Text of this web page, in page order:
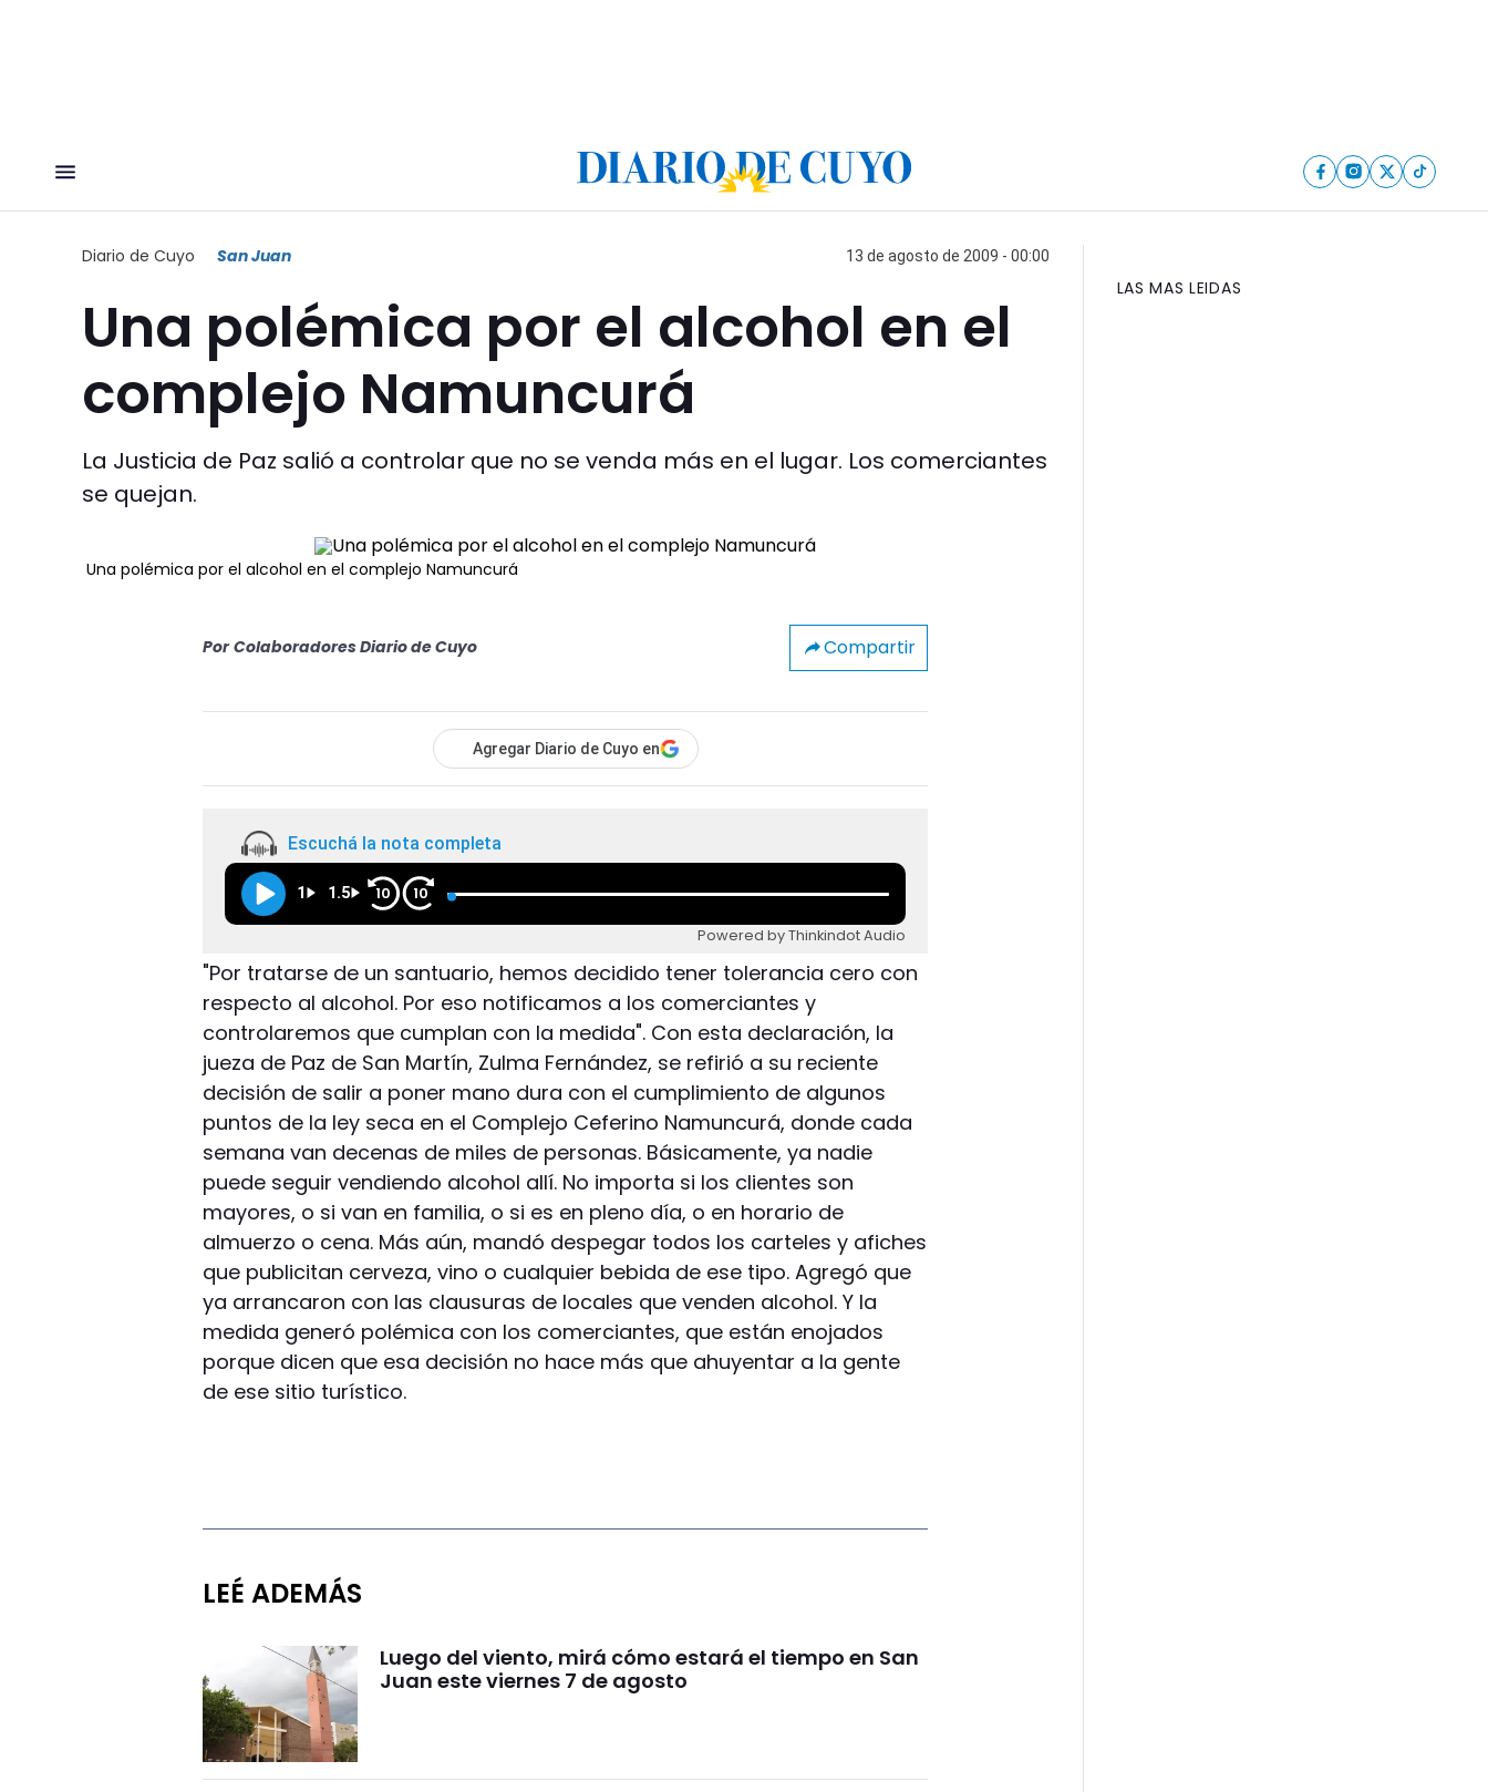
Diario de Cuyo San Juan 13 de agosto de 2009 - 00:00
Una polémica por el alcohol en el
complejo Namuncurá
La Justicia de Paz salió a controlar que no se venda más en el lugar. Los comerciantes
se quejan.
Una polémica por el alcohol en el complejo Namuncurá
Por Colaboradores Diario de Cuyo Compartir
Agregar Diario de Cuyo en
Escuchá la nota completa
1 1.5 10 10
Powered by Thinkindot Audio
"Por tratarse de un santuario, hemos decidido tener tolerancia cero con
respecto al alcohol. Por eso notificamos a los comerciantes y
controlaremos que cumplan con la medida". Con esta declaración, la
jueza de Paz de San Martín, Zulma Fernández, se refirió a su reciente
decisión de salir a poner mano dura con el cumplimiento de algunos
puntos de la ley seca en el Complejo Ceferino Namuncurá, donde cada
semana van decenas de miles de personas. Básicamente, ya nadie
puede seguir vendiendo alcohol allí. No importa si los clientes son
mayores, o si van en familia, o si es en pleno día, o en horario de
almuerzo o cena. Más aún, mandó despegar todos los carteles y afiches
que publicitan cerveza, vino o cualquier bebida de ese tipo. Agregó que
ya arrancaron con las clausuras de locales que venden alcohol. Y la
medida generó polémica con los comerciantes, que están enojados
porque dicen que esa decisión no hace más que ahuyentar a la gente
de ese sitio turístico.
LEÉ ADEMÁS
Luego del viento, mirá cómo estará el tiempo en San
Juan este viernes 7 de agosto
LAS MAS LEIDAS